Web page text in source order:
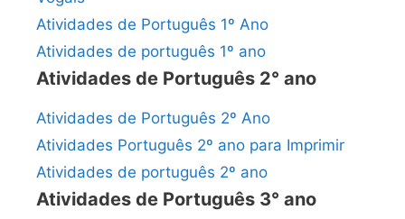
Atividades de Português 1º Ano
Atividades de português 1º ano
Atividades de Português 2° ano
Atividades de Português 2º Ano
Atividades Português 2º ano para Imprimir
Atividades de português 2º ano
Atividades de Português 3° ano